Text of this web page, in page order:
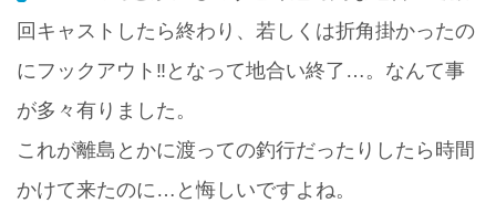
回キャストしたら終わり、若しくは折角掛かったの
にフックアウト‼️となって地合い終了…。なんて事
が多々有りました。
これが離島とかに渡っての釣行だったりしたら時間
かけて来たのに…と悔しいですよね。